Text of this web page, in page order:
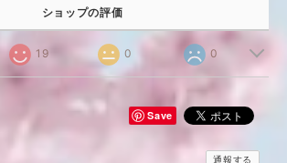
ショップの評価
19 0 0
Save
通報する